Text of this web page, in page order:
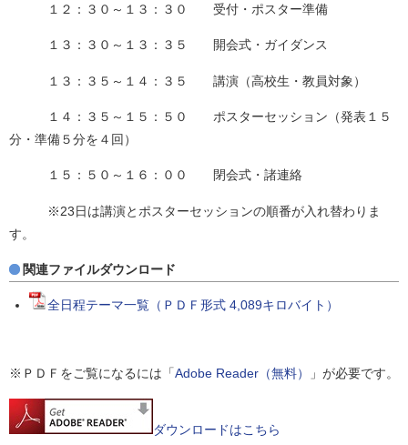
１２：３０～１３：３０ 受付・ポスター準備
１３：３０～１３：３５ 開会式・ガイダンス
１３：３５～１４：３５ 講演（高校生・教員対象）
１４：３５～１５：５０ ポスターセッション（発表１５
分・準備５分を４回）
１５：５０～１６：００ 閉会式・諸連絡
※23日は講演とポスターセッションの順番が入れ替わりま
す。
関連ファイルダウンロード
全日程テーマ一覧（ＰＤＦ形式 4,089キロバイト）
※ＰＤＦをご覧になるには「Adobe Reader（無料） 」が必要です。
ダウンロードはこちら